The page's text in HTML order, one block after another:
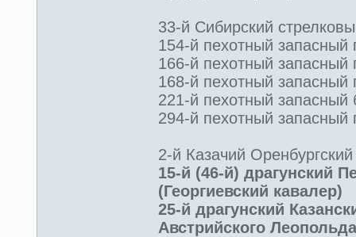
33-й Сибирский
154-й пехотный запасный
166-й пехотный запасный
168-й пехотный запасный
221-й пехотный запасный
294-й пехотный запасный
2-й Казачий
15-й (46-й) драгунский
(Георгиевский кавалер)
25-й драгунский
Австрийского